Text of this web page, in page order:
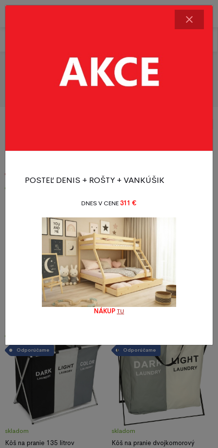
Ostatný zaujmavý tovar
Závesné brazílske lehátko /
HAMAK - prírodná
skladom
Drevený stojan na príbory
5,02 €
Odporúčame
skladom
Kôš na pranie 135 litrov
Odporúčame
skladom
Kôš na pranie dvojkomorový
POSTEĽ DENIS + ROŠTY + VANKÚŠIK
DNES V CENE311 €
NÁKUPTU